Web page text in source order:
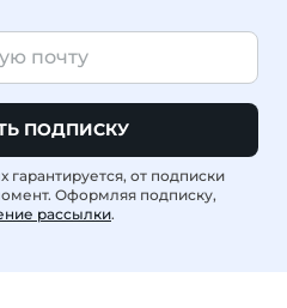
ПОДПИСКУ
от подписки
Оформляя подписку,
рассылки.